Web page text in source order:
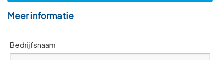
Meer informatie
Bedrijfsnaam